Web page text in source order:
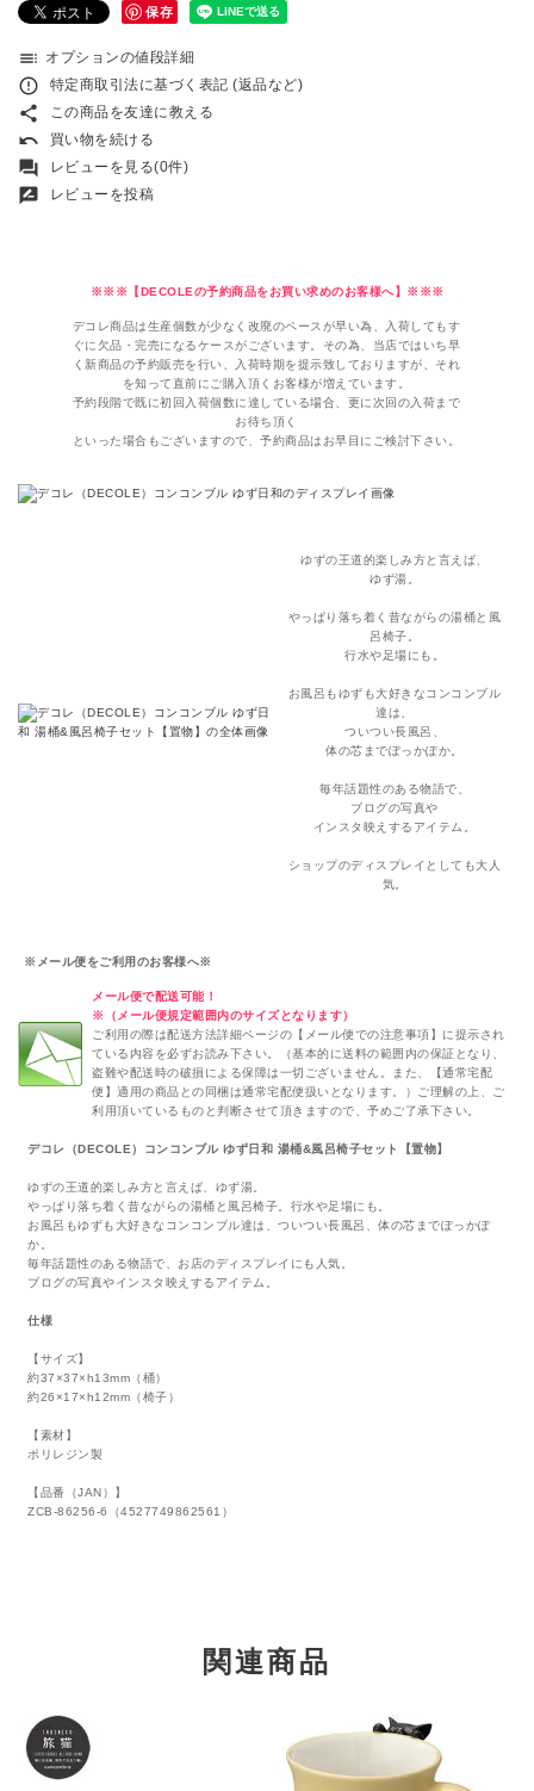
保存
toc オプションの値段詳細
error_outline 特定商取引法に基づく表記 (返品など)
share この商品を友達に教える
undo 買い物を続ける
forum レビューを見る(0件)
rate_review レビューを投稿
※※※【DECOLEの予約商品をお買い求めのお客様へ】※※※
デコレ商品は生産個数が少なく改廃のペースが早い為、入荷してもす
ぐに欠品・完売になるケースがございます。その為、当店ではいち早
く新商品の予約販売を行い、入荷時期を提示致しておりますが、それ
を知って直前にご購入頂くお客様が増えています。
予約段階で既に初回入荷個数に達している場合、更に次回の入荷まで
お待ち頂く
といった場合もございますので、予約商品はお早目にご検討下さい。
ゆずの王道的楽しみ方と言えば、
ゆず湯。
やっぱり落ち着く昔ながらの湯桶と風
呂椅子。
行水や足場にも。
お風呂もゆずも大好きなコンコンブル
達は、
ついつい長風呂、
体の芯までぽっかぽか。
毎年話題性のある物語で、
ブログの写真や
インスタ映えするアイテム。
ショップのディスプレイとしても大人
気。
※メール便をご利用のお客様へ※
メール便で配送可能！
※（メール便規定範囲内のサイズとなります）
ご利用の際は配送方法詳細ページの【メール便での注意事項】に提示され
ている内容を必ずお読み下さい。（基本的に送料の範囲内の保証となり、
盗難や配送時の破損による保障は一切ございません。また、【通常宅配
便】適用の商品との同梱は通常宅配便扱いとなります。）ご理解の上、ご
利用頂いているものと判断させて頂きますので、予めご了承下さい。
デコレ（DECOLE）コンコンブル ゆず日和 湯桶&風呂椅子セット【置物】
ゆずの王道的楽しみ方と言えば、ゆず湯。
やっぱり落ち着く昔ながらの湯桶と風呂椅子。行水や足場にも。
お風呂もゆずも大好きなコンコンブル達は、ついつい長風呂、体の芯までぽっかぽ
か。
毎年話題性のある物語で、お店のディスプレイにも人気。
ブログの写真やインスタ映えするアイテム。
仕様
【サイズ】
約37×37×h13mm（桶）
約26×17×h12mm（椅子）
【素材】
ポリレジン製
【品番（JAN）】
ZCB-86256-6（4527749862561）
関連商品